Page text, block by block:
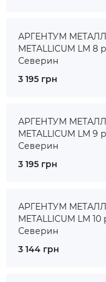
АРГЕНТУМ
METALLICUM LM 8
Северин
3 195 грн
АРГЕНТУМ
METALLICUM LM 9
Северин
3 195 грн
АРГЕНТУМ
METALLICUM LM
Северин
3 144 грн